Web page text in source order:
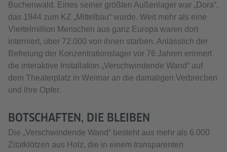
Buchenwald. Eines seiner größten Außenlager war „Dora“,
das 1944 zum KZ „Mittelbau“ wurde. Weit mehr als eine
Viertelmillion Menschen aus ganz Europa waren dort
interniert, über 72.000 von ihnen starben. Anlässlich der
Befreiung der Konzentrationslager vor 76 Jahren erinnert
die interaktive Installation „Verschwindende Wand“ auf
dem Theaterplatz in Weimar an die damaligen Verbrechen
und ihre Opfer.
BOTSCHAFTEN, DIE BLEIBEN
Die „Verschwindende Wand“ besteht aus mehr als 6.000
Zitatklötzen aus Holz, die in einem transparenten